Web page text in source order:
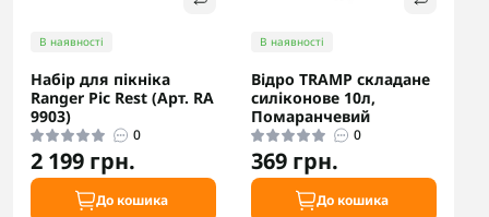
В наявності
Набір для пікніка
Ranger Pic Rest (Арт. RA
9903)
0
2 199 грн.
До кошика
В наявності
Відро TRAMP складане
силіконове 10л,
Помаранчевий
0
369 грн.
До кошика